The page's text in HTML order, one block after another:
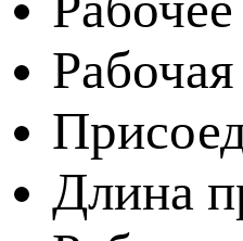
Длина